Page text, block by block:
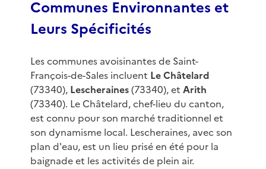
Communes Environnantes et
Leurs Spécificités
Les communes avoisinantes de Saint-
François-de-Sales incluent Le Châtelard
(73340), Lescheraines(73340), et Arith
(73340). Le Châtelard, chef-lieu du canton,
est connu pour son marché traditionnel et
son dynamisme local. Lescheraines, avec son
plan d'eau, est un lieu prisé en été pour la
baignade et les activités de plein air.